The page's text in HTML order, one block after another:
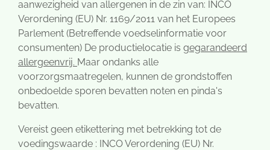
aanwezigheid van allergenen in de zin van: INCO
Verordening (EU) Nr. 1169/2011 van het Europees
Parlement (Betreffende voedselinformatie voor
consumenten) De productielocatie is gegarandeerd
allergeenvrij. Maar ondanks alle
voorzorgsmaatregelen, kunnen de grondstoffen
onbedoelde sporen bevatten noten en pinda's
bevatten.
Vereist geen etikettering met betrekking tot de
voedingswaarde : INCO Verordening (EU) Nr.